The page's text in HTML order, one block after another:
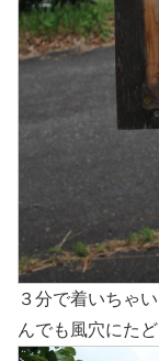
３分で着いちゃ
んでも風穴にた